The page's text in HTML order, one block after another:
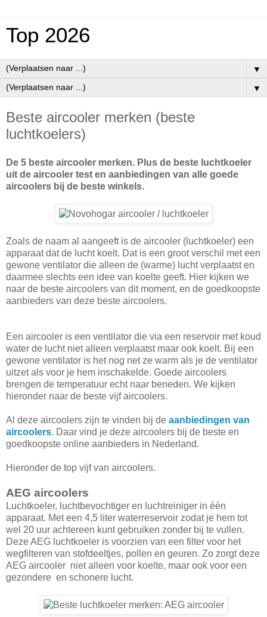
Top 2026
▼
▼
Beste aircooler merken (beste
luchtkoelers)
De 5 beste aircooler merken. Plus de beste luchtkoeler
uit de aircooler test en aanbiedingen van alle goede
aircoolers bij de beste winkels.
Zoals de naam al aangeeft is de aircooler (luchtkoeler) een
apparaat dat de lucht koelt. Dat is een groot verschil met een
gewone ventilator die alleen de (warme) lucht verplaatst en
daarmee slechts een idee van koelte geeft. Hier kijken we
naar de beste aircoolers van dit moment, en de goedkoopste
aanbieders van deze beste aircoolers.
Een aircooler is een ventilator die via een reservoir met koud
water de lucht niet alleen verplaatst maar ook koelt. Bij een
gewone ventilator is het nog net ze warm als je de ventilator
uitzet als voor je hem inschakelde. Goede aircoolers
brengen de temperatuur echt naar beneden. We kijken
hieronder naar de beste vijf aircoolers.
Al deze aircoolers zijn te vinden bij de aanbiedingen van
aircoolers. Daar vind je deze aircoolers bij de beste en
goedkoopste online aanbieders in Nederland.
Hieronder de top vijf van aircoolers.
AEG aircoolers
Luchtkoeler, luchtbevochtiger en luchtreiniger in één
apparaat. Met een 4,5 liter waterreservoir zodat je hem tot
wel 20 uur achtereen kunt gebruiken zonder bij te vullen.
Deze AEG luchtkoeler is voorzien van een filter voor het
wegfilteren van stofdeeltjes, pollen en geuren. Zo zorgt deze
AEG aircooler niet alleen voor koelte, maar ook voor een
gezondere en schonere lucht.